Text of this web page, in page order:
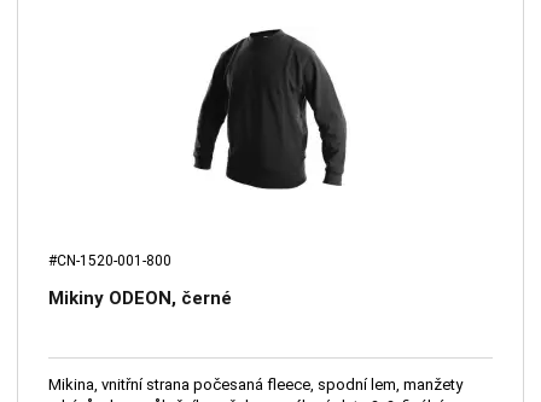
#CN-1520-001-800
Mikiny ODEON, černé
Mikina, vnitřní strana počesaná fleece, spodní lem, manžety